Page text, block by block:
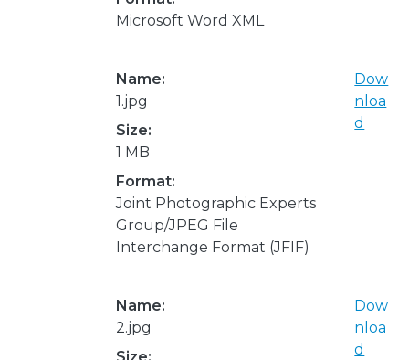
Microsoft Word XML
Name:
1.jpg
Size:
1 MB
Format:
Joint Photographic Experts
Group/JPEG File
Interchange Format (JFIF)
Dow
nloa
d
Name:
2.jpg
Dow
nloa
d